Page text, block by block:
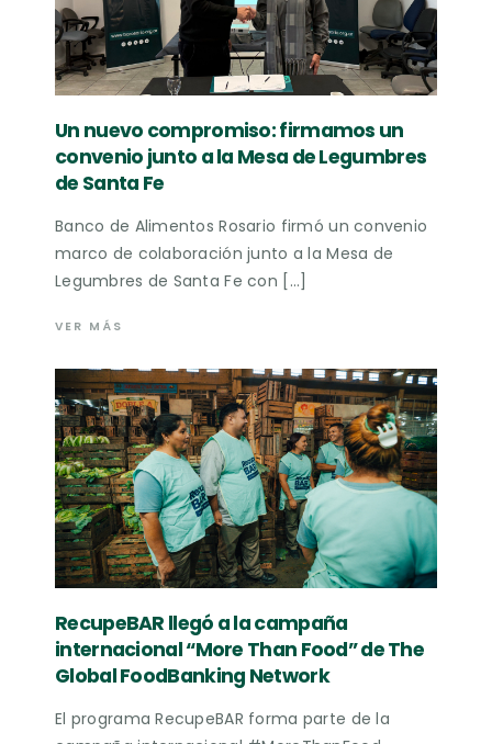
Un nuevo compromiso: firmamos un
convenio junto a la Mesa de Legumbres
de Santa Fe
Banco de Alimentos Rosario firmó un convenio
marco de colaboración junto a la Mesa de
Legumbres de Santa Fe con […]
VER MÁS
RecupeBAR llegó a la campaña
internacional “More Than Food” de The
Global FoodBanking Network
El programa RecupeBAR forma parte de la